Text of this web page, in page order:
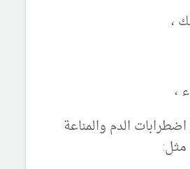
،
،
الدم والمناعة
مثل: